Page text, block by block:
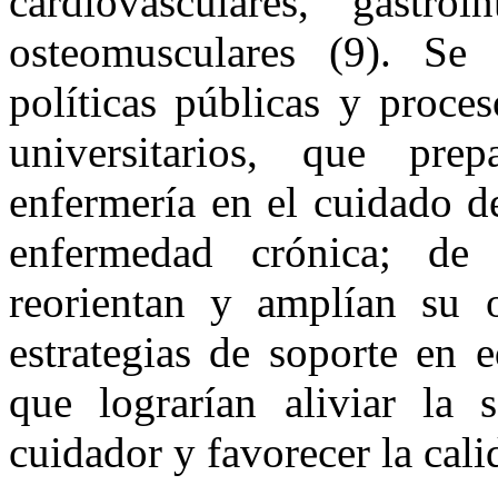
osteomusculares (9).
políticas públicas y
universitarios, que
enfermería en el cuidado
enfermedad crónica;
reorientan y amplían su
estrategias de soporte en
que lograrían aliviar la
cuidador y favorecer la